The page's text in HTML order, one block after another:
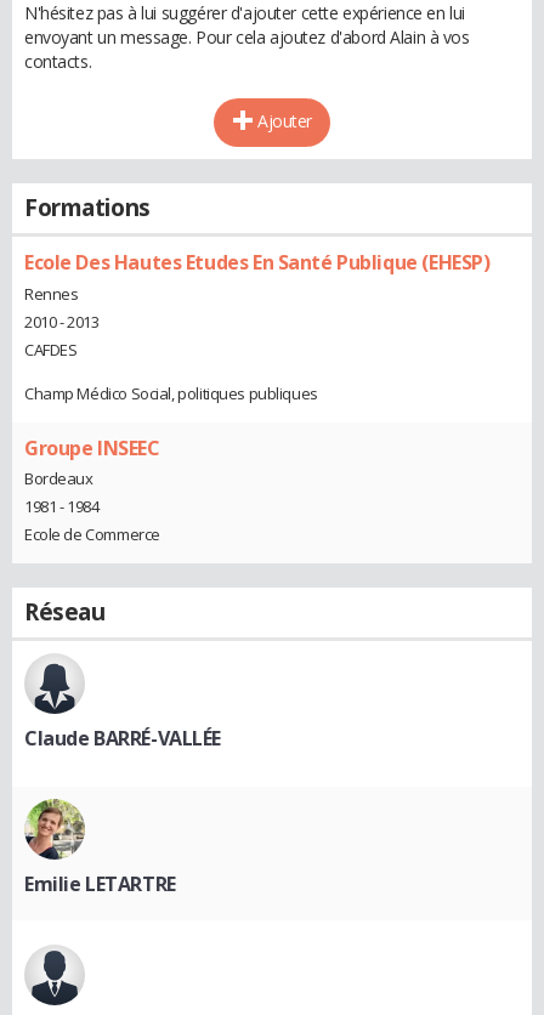
N'hésitez pas à lui suggérer d'ajouter cette expérience en lui
envoyant un message. Pour cela ajoutez d'abord Alain à vos
contacts.
Ajouter
Formations
Ecole Des Hautes Etudes En Santé Publique (EHESP)
Rennes
2010 - 2013
CAFDES
Champ Médico Social, politiques publiques
Groupe INSEEC
Bordeaux
1981 - 1984
Ecole de Commerce
Réseau
Claude BARRÉ-VALLÉE
Emilie LETARTRE